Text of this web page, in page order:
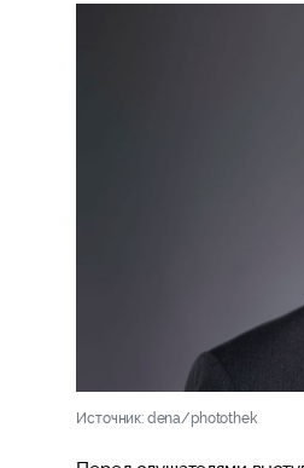
Источник: dena/photothek